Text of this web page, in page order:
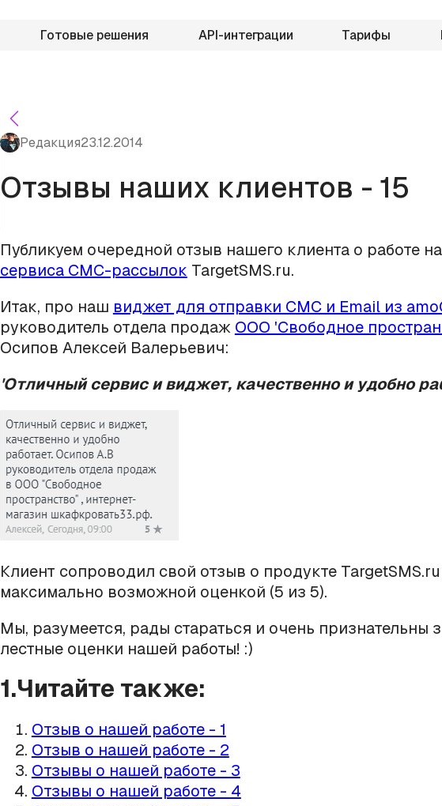
Готовые решения API-интеграции Тарифы
Редакция23.12.2014
Отзывы наших клиентов - 15
Публикуем очередной отзыв нашего клиента о работе
сервиса СМС-рассылок TargetSMS.ru.
Итак, про наш виджет для отправки СМС и Email из
руководитель отдела продаж ООО 'Свободное
Осипов Алексей Валерьевич:
'Отличный сервис и виджет, качественно и удобно
Клиент сопроводил свой отзыв о продукте TargetSMS.ru
максимально возможной оценкой (5 из 5).
Мы, разумеется, рады стараться и очень признательны
лестные оценки нашей работы! :)
1.Читайте также:
Отзыв о нашей работе - 1
Отзыв о нашей работе - 2
Отзывы о нашей работе - 3
Отзывы о нашей работе - 4